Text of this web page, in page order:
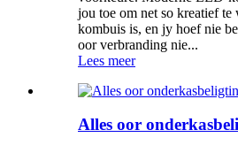
jou toe om net so kreatief te
kombuis is, en jy hoef nie
oor verbranding nie...
Lees meer
Alles oor